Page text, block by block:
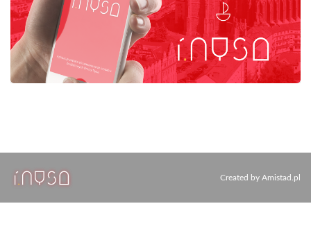
Created by Amistad.pl